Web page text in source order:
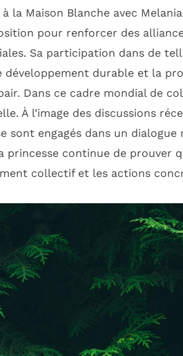
la Maison Blanche avec
pour renforcer des
Sa participation dans de
développement durable et la
Dans ce cadre mondial de
À l’image des discussions
sont engagés dans un
princesse continue de prouver
collectif et les actions